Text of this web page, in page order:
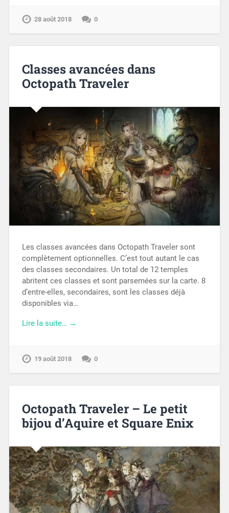
28 août 2018 0
Classes avancées dans
Octopath Traveler
Les classes avancées dans Octopath Traveler sont
complètement optionnelles. C’est tout autant le cas
des classes secondaires. Un total de 12 temples
abritent ces classes et sont parsemées sur la carte. 8
d’entre-elles, secondaires, sont les classes déjà
disponibles via…
Lire la suite… →
19 août 2018 0
Octopath Traveler – Le petit
bijou d’Aquire et Square Enix